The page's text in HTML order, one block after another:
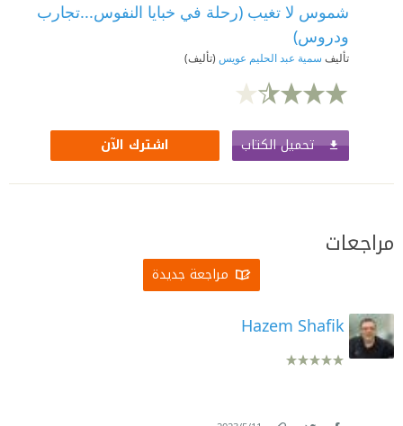
شموس لا تغيب (رحلة في خبايا النفوس...تجارب
ودروس)
تأليف سمية عبد الحليم عويس (تأليف)
تحميل الكتاب اشترك الآن
مراجعات
مراجعة جديدة
Hazem Shafik